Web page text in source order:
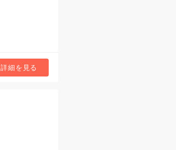
詳細を見る